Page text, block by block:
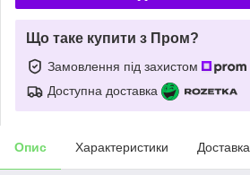
Що таке купити з Пром?
Замовлення під захистом
Доступна доставка
Опис Характеристики Доставка